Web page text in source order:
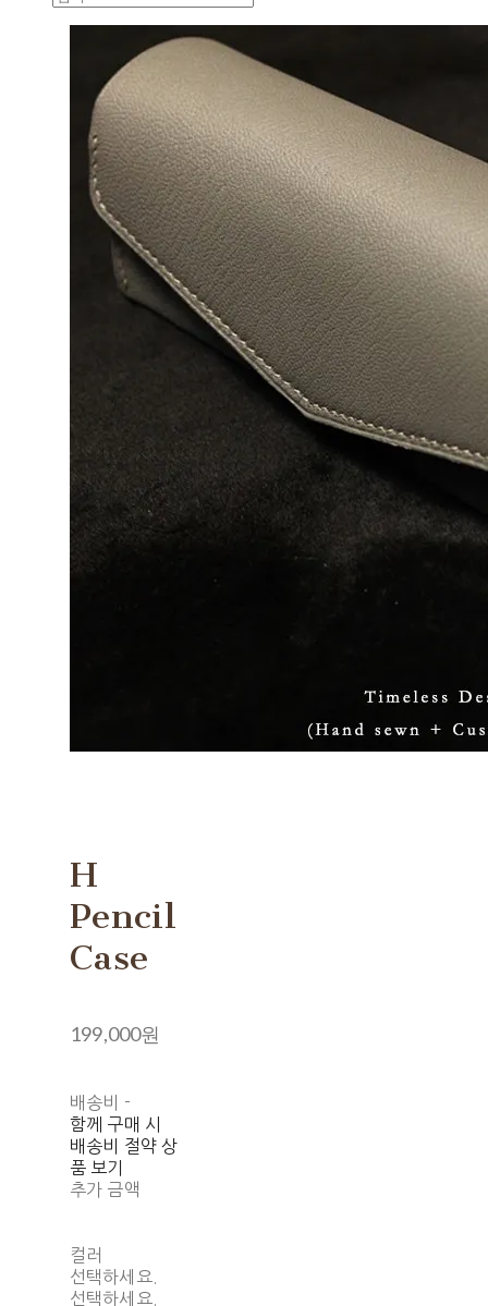
H
Pencil
Case
199,000원
배송비 -
함께 구매 시
배송비 절약 상
품 보기
추가 금액
컬러
선택하세요.
선택하세요.